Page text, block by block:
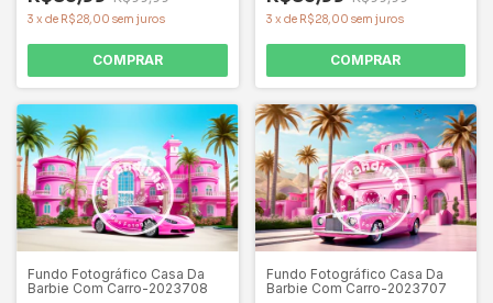
3 x de R$28,00 sem juros
COMPRAR
3 x de R$28,00 sem juros
COMPRAR
Fundo Fotográfico Casa Da
Barbie Com Carro-2023708
Fundo Fotográfico Casa Da
Barbie Com Carro-2023707